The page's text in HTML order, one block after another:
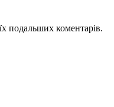
подальших коментарів.